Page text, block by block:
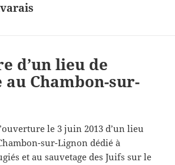
d’un lieu de
Chambon-sur-
le 3 juin 2013 d’un lieu
sur-Lignon dédié à
et au sauvetage des Juifs sur le